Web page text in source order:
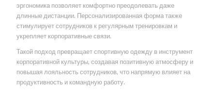
эргономика позволяет комфортно преодолевать даже
длинные дистанции. Персонализированная форма также
стимулирует сотрудников к регулярным тренировкам и
укрепляет корпоративные связи.
Такой подход превращает спортивную одежду в инструмент
корпоративной культуры, создавая позитивную атмосферу и
повышая лояльность сотрудников, что напрямую влияет на
продуктивность и командную работу.